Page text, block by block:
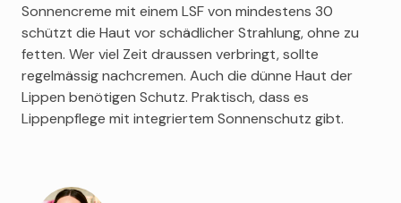
Sonnencreme mit einem LSF von mindestens 30
schützt die Haut vor schädlicher Strahlung, ohne zu
fetten. Wer viel Zeit draussen verbringt, sollte
regelmässig nachcremen. Auch die dünne Haut der
Lippen benötigen Schutz. Praktisch, dass es
Lippenpflege mit integriertem Sonnenschutz gibt.